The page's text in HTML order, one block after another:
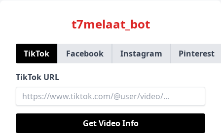
t7melaat_bot
TikTok Facebook Instagram Pinterest
TikTok URL
Get Video Info